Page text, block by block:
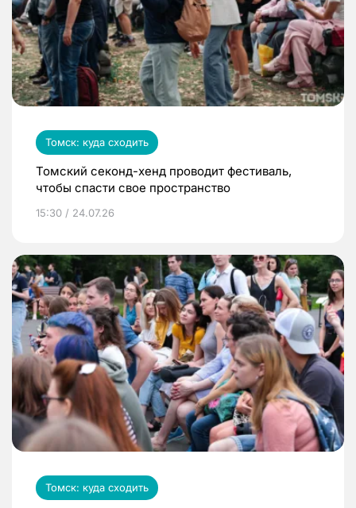
Томск: куда сходить
Томский секонд-хенд проводит фестиваль,
чтобы спасти свое пространство
15:30 / 24.07.26
Томск: куда сходить